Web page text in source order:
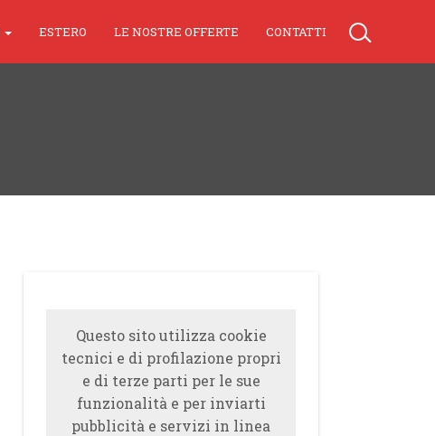
ESTERO LE NOSTRE OFFERTE CONTATTI
Questo sito utilizza cookie
tecnici e di profilazione propri
e di terze parti per le sue
funzionalità e per inviarti
pubblicità e servizi in linea